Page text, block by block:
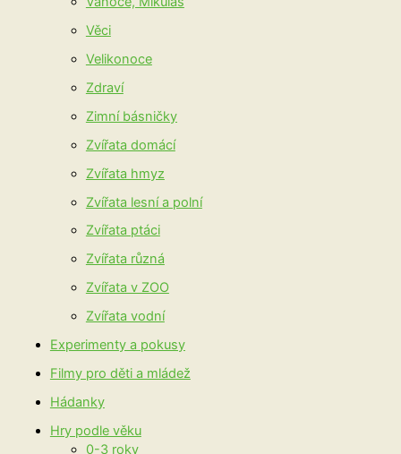
Věci
Velikonoce
Zdraví
Zimní básničky
Zvířata domácí
Zvířata hmyz
Zvířata lesní a polní
Zvířata ptáci
Zvířata různá
Zvířata v ZOO
Zvířata vodní
Experimenty a pokusy
Filmy pro děti a mládež
Hádanky
Hry podle věku
0-3 roky